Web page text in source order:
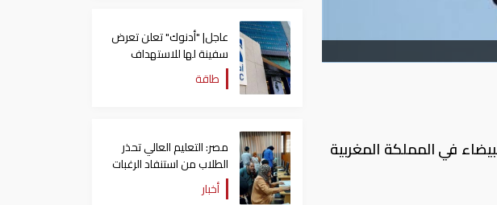
في المملكة المغربية
عاجل| "أدنوك" تعلن تعرض
سفينة لها للاستهداف
بصاروخ في مضيق هرمز
طاقة
مصر: التعليم العالي تحذر
الطلاب من استنفاد الرغبات
قبل غلق التسجيل
أخبار